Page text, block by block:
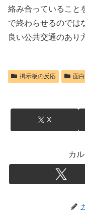
絡み合っていること
で終わらせるのでは
良い公共交通のあり
掲示板の反応 面
X
カ